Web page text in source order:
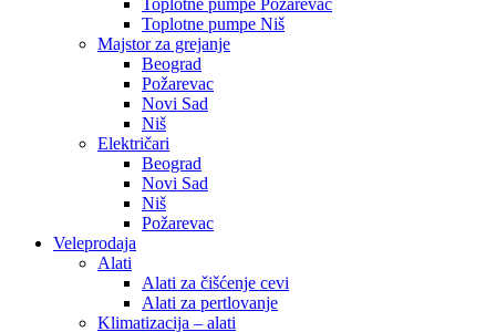
Toplotne pumpe Požarevac
Toplotne pumpe Niš
Majstor za grejanje
Beograd
Požarevac
Novi Sad
Niš
Električari
Beograd
Novi Sad
Niš
Požarevac
Veleprodaja
Alati
Alati za čišćenje cevi
Alati za pertlovanje
Klimatizacija – alati